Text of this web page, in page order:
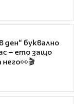
ден“ буквално
– ето защо